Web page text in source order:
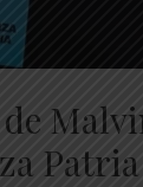
Patria